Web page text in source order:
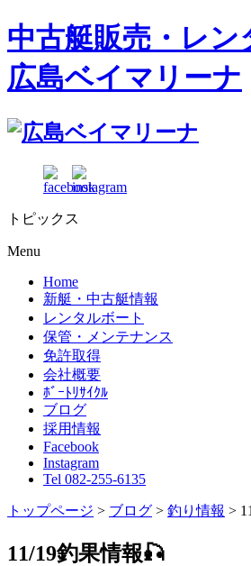
中古艇販売・レン
広島ベイマリーナ
トピックス
Menu
Home
新艇・中古艇情報
レンタルボート
保管・メンテナンス
免許取得
会社概要
ﾎﾞｰﾄﾘｻｲｸﾙ
ブログ
採用情報
Facebook
Instagram
Tel 082-255-6135
トップページ > ブログ > 釣り情報 >
11/19釣果情報🎣